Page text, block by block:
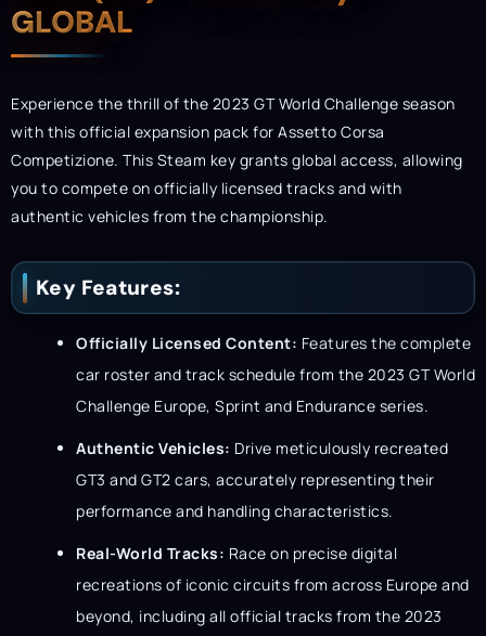
GLOBAL
Experience the thrill of the 2023 GT World Challenge season
with this official expansion pack for Assetto Corsa
Competizione. This Steam key grants global access, allowing
you to compete on officially licensed tracks and with
authentic vehicles from the championship.
Key Features:
Officially Licensed Content: Features the complete
car roster and track schedule from the 2023 GT World
Challenge Europe, Sprint and Endurance series.
Authentic Vehicles: Drive meticulously recreated
GT3 and GT2 cars, accurately representing their
performance and handling characteristics.
Real-World Tracks: Race on precise digital
recreations of iconic circuits from across Europe and
beyond, including all official tracks from the 2023